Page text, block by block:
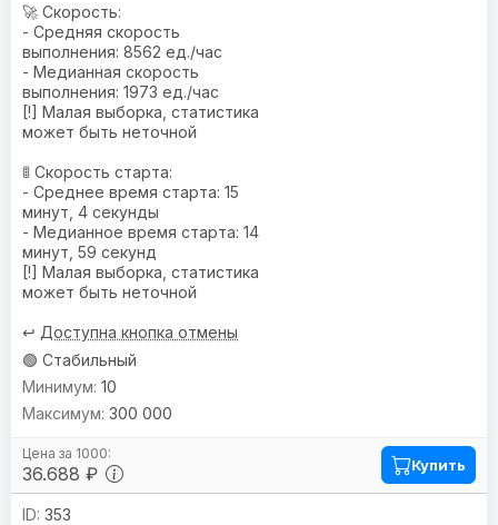
🚀 Скорость:
- Средняя скорость
выполнения: 8562 ед./час
- Медианная скорость
выполнения: 1973 ед./час
[!] Малая выборка, статистика
может быть неточной
🚦 Скорость старта:
- Среднее время старта: 15
минут, 4 секунды
- Медианное время старта: 14
минут, 59 секунд
[!] Малая выборка, статистика
может быть неточной
↩️ Доступна кнопка отмены
🟢 Стабильный
36.688 ₽
10
300 000
Купить
353